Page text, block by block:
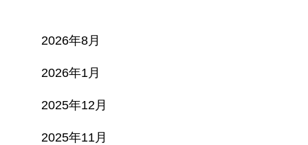
2026年8月
2026年1月
2025年12月
2025年11月